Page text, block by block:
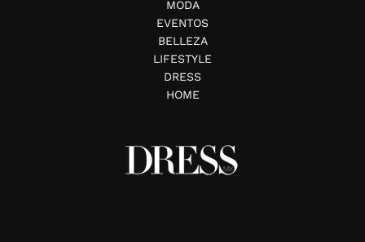
MODA
EVENTOS
BELLEZA
LIFESTYLE
DRESS
HOME